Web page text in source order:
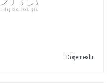
Döşemealtı